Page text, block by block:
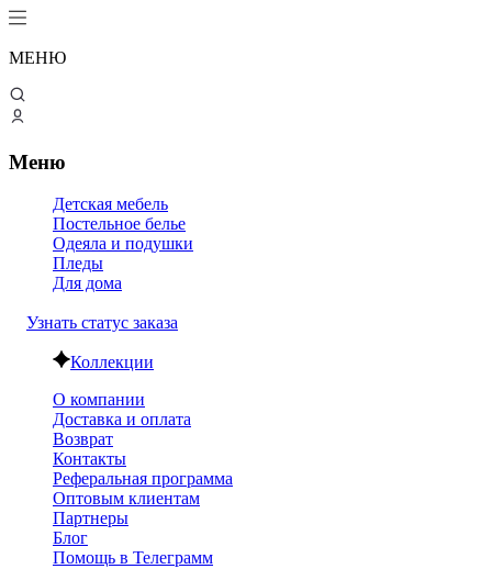
МЕНЮ
Меню
Детская мебель
Постельное белье
Одеяла и подушки
Пледы
Для дома
Узнать статус заказа
Коллекции
О компании
Доставка и оплата
Возврат
Контакты
Реферальная программа
Оптовым клиентам
Партнеры
Блог
Помощь в Телеграмм